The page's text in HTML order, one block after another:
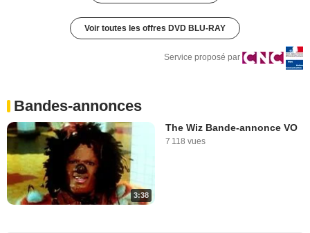
Voir toutes les offres DVD BLU-RAY
Service proposé par
Bandes-annonces
3:38
The Wiz Bande-annonce VO
7 118 vues